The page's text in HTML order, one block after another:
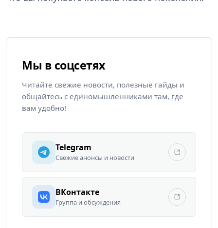
Мы в соцсетях
Читайте свежие новости, полезные гайды и
общайтесь с единомышленниками там, где
вам удобно!
Telegram
Свежие анонсы и новости
ВКонтакте
Группа и обсуждения